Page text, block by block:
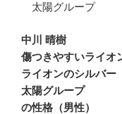
太陽グループ
中川 晴樹
傷つきやすいライオ
ライオンのシルバー
太陽グループ
の性格（男性）